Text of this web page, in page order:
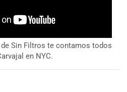
Sin Filtros te contamos todos
en NYC.